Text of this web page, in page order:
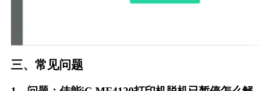
三、常见问题